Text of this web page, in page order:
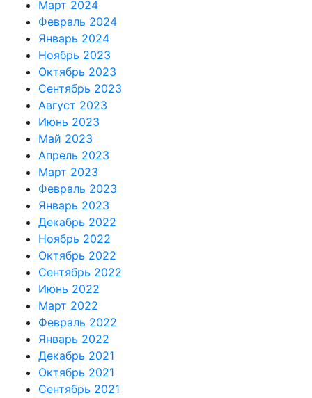
Март 2024
Февраль 2024
Январь 2024
Ноябрь 2023
Октябрь 2023
Сентябрь 2023
Август 2023
Июнь 2023
Май 2023
Апрель 2023
Март 2023
Февраль 2023
Январь 2023
Декабрь 2022
Ноябрь 2022
Октябрь 2022
Сентябрь 2022
Июнь 2022
Март 2022
Февраль 2022
Январь 2022
Декабрь 2021
Октябрь 2021
Сентябрь 2021